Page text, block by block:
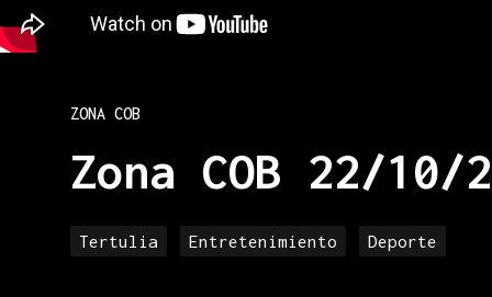
ZONA COB
Zona COB 22/10/
Tertulia Entretenimiento Deporte